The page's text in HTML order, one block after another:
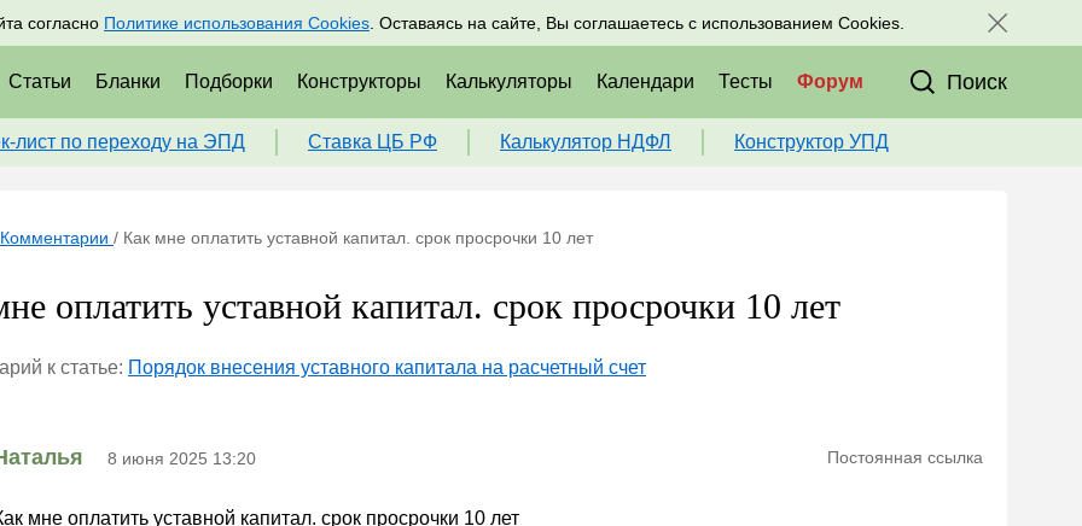
согласно Политике использования Cookies . Оставаясь на сайте, Вы соглашаетесь с использованием Cookies.
Подписаться Присоединяйтесь к нам в соц. сетях:
Статьи Бланки Подборки Конструкторы Калькуляторы Календари Тесты Форум Поиск
лист по переходу на ЭПД Ставка ЦБ РФ Калькулятор НДФЛ Конструктор УПД
Комментарии / Как мне оплатить уставной капитал. срок просрочки 10 лет
оплатить уставной капитал. срок просрочки 10 лет
к статье: Порядок внесения уставного капитала на расчетный счет
8 июня 2025 13:20 Постоянная ссылка
мне оплатить уставной капитал. срок просрочки 10 лет